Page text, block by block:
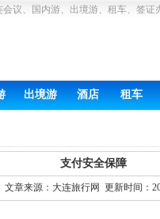
议、国内游、出境游、租车、签证
出境游 酒店 租车
支付安全保障
章来源：大连旅行网 更新时间：